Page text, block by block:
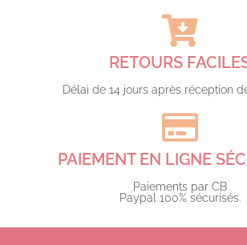
RETOURS
Délai de 14 jours après réception
PAIEMENT EN LIGNE
Paiements par CB
Paypal 100% sécurisés.​